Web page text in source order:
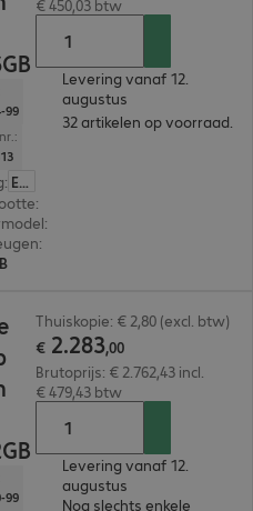
99
: Europa
:
:
:
€ 450,03 btw
Levering vanaf 12.
augustus
32 artikelen op voorraad.
99
Thuiskopie: € 2,80 (excl. btw)
€ 2.283,00
Brutoprijs: € 2.762,43 incl.
€ 479,43 btw
Levering vanaf 12.
augustus
Nog slechts enkele